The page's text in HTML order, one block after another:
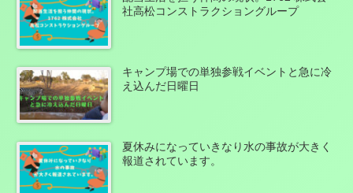
社高松コンストラクショングループ
キャンプ場での単独参戦イベントと急に冷
え込んだ日曜日
夏休みになっていきなり水の事故が大きく
報道されています。